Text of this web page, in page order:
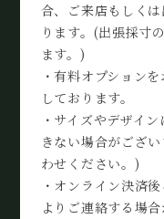
合、ご来店もしく
ります。(出張採寸
ます。)
・有料オプション
しております。
・サイズやデザイ
きない場合がござ
わせください。)
・オンライン決済
よりご連絡する場合